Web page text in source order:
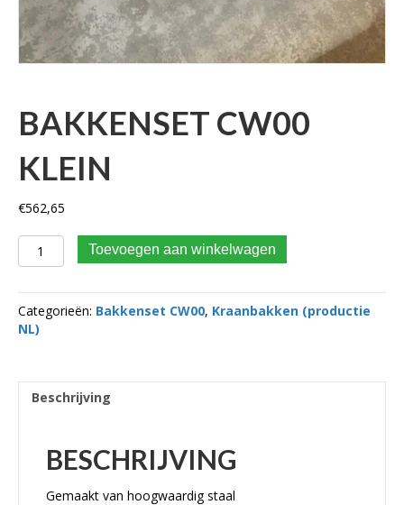
BAKKENSET CW00
KLEIN
€562,65
bakkenset cw00 klein aantal
Toevoegen aan winkelwagen
Categorieën: Bakkenset CW00, Kraanbakken (productie
NL)
Beschrijving
BESCHRIJVING
Gemaakt van hoogwaardig staal